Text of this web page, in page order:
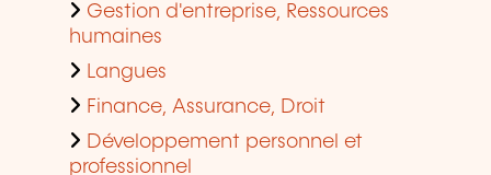
Gestion d'entreprise, Ressources
humaines
Langues
Finance, Assurance, Droit
Développement personnel et
professionnel